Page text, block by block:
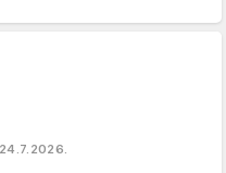
24.7.2026.